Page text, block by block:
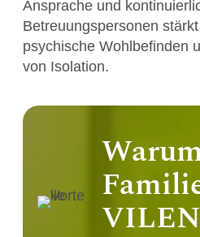
Ansprache und
Betreuungspersonen
psychische Wohlbefinden
von Isolation.